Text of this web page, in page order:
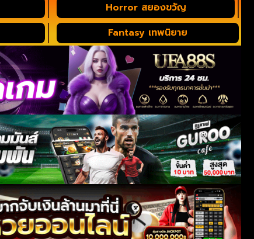
Horror สยองขวัญ
Fantasy เทพนิยาย